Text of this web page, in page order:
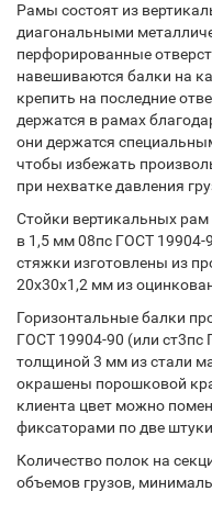
Рамы состоят из
диагональными
перфорированные
навешиваются балки на
крепить на последние
держатся в рамах
они держатся
чтобы избежать
при нехватке давления
Стойки вертикальных рам
в 1,5 мм 08пс ГОСТ 19904-
стяжки изготовлены из
20х30х1,2 мм из
Горизонтальные балки
ГОСТ 19904-90 (или ст3пс
толщиной 3 мм из стали
окрашены порошковой
клиента цвет можно
фиксаторами по две
Количество полок на
объемов грузов,